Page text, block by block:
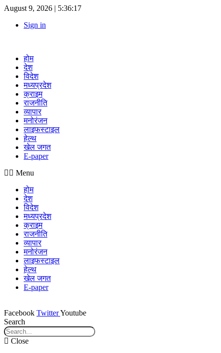
August 9, 2026 | 5:36:18
Sign in
होम
देश
विदेश
मध्यप्रदेश
क्राइम
राजनीति
व्यापार
मनोरंजन
लाइफस्टाइल
हेल्थ
खेल जगत
E-paper
Menu
होम
देश
विदेश
मध्यप्रदेश
क्राइम
राजनीति
व्यापार
मनोरंजन
लाइफस्टाइल
हेल्थ
खेल जगत
E-paper
Facebook TwitterYoutube
Search
Close